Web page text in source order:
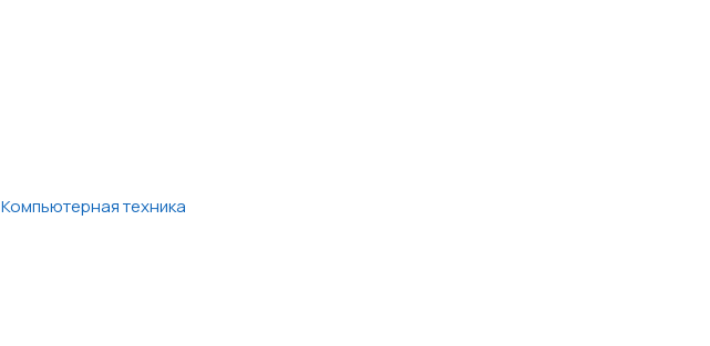
Компьютерная техника